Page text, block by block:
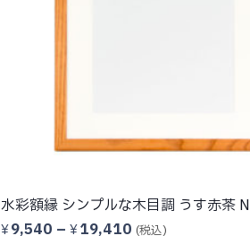
水彩額縁 シンプルな木目調 うす赤茶
¥9,540 – ¥19,410価(税込)